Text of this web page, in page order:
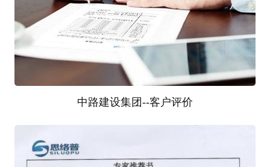
中路建设集团--客户评价